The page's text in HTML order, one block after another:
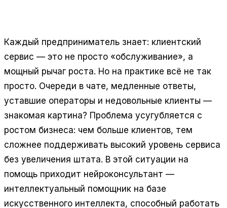
Каждый предприниматель знает: клиентский
сервис — это не просто «обслуживание», а
мощный рычаг роста. Но на практике всё не так
просто. Очереди в чате, медленные ответы,
уставшие операторы и недовольные клиенты —
знакомая картина? Проблема усугубляется с
ростом бизнеса: чем больше клиентов, тем
сложнее поддерживать высокий уровень сервиса
без увеличения штата. В этой ситуации на
помощь приходит нейроконсультант —
интеллектуальный помощник на базе
искусственного интеллекта, способный работать